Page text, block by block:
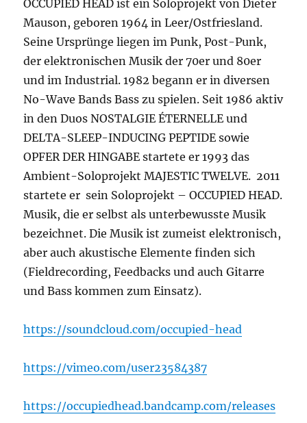
OCCUPIED HEAD ist ein Soloprojekt von Dieter
Mauson, geboren 1964 in Leer/Ostfriesland.
Seine Ursprünge liegen im Punk, Post-Punk,
der elektronischen Musik der 70er und 80er
und im Industrial. 1982 begann er in diversen
No-Wave Bands Bass zu spielen. Seit 1986 aktiv
in den Duos NOSTALGIE ÉTERNELLE und
DELTA-SLEEP-INDUCING PEPTIDE sowie
OPFER DER HINGABE startete er 1993 das
Ambient-Soloprojekt MAJESTIC TWELVE. 2011
startete er sein Soloprojekt – OCCUPIED HEAD.
Musik, die er selbst als unterbewusste Musik
bezeichnet. Die Musik ist zumeist elektronisch,
aber auch akustische Elemente finden sich
(Fieldrecording, Feedbacks und auch Gitarre
und Bass kommen zum Einsatz).
https://soundcloud.com/occupied-head
https://vimeo.com/user23584387
https://occupiedhead.bandcamp.com/releases